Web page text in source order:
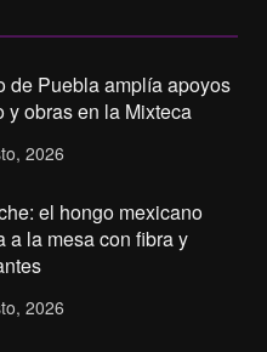
de Puebla amplía apoyos
y obras en la Mixteca
2026
el hongo mexicano
a la mesa con fibra y
2026